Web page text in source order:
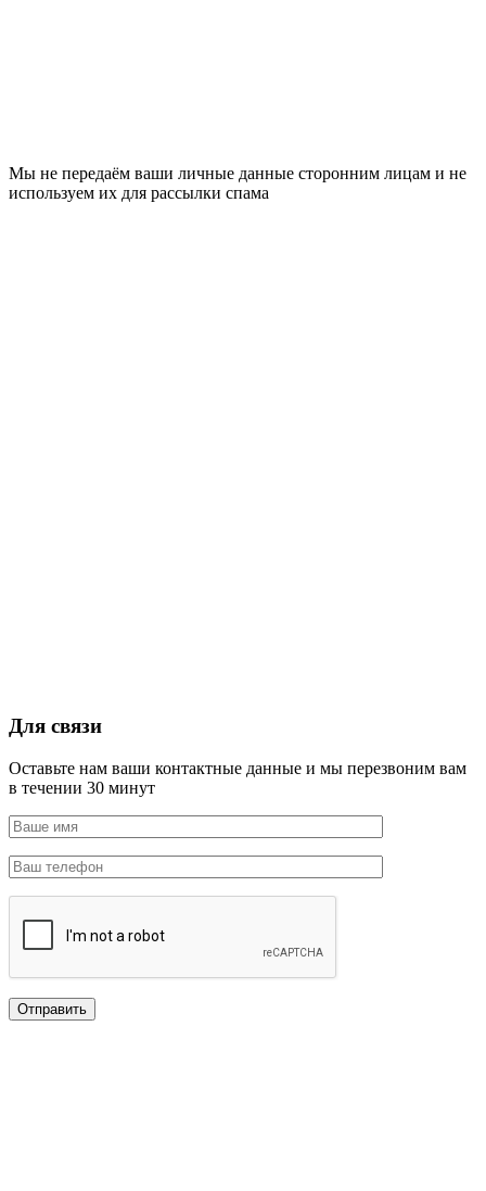
Мы не передаём ваши личные данные сторонним лицам и не
используем их для рассылки спама
Для связи
Оставьте нам ваши контактные данные и мы перезвоним вам
в течении 30 минут